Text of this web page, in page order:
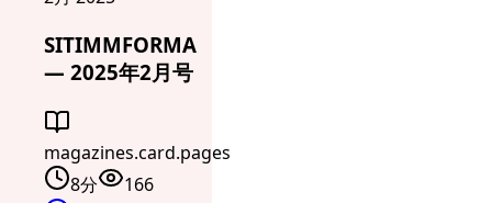
SITIMMFORMA
— 2025年2月号
magazines.card.pages
8分
166